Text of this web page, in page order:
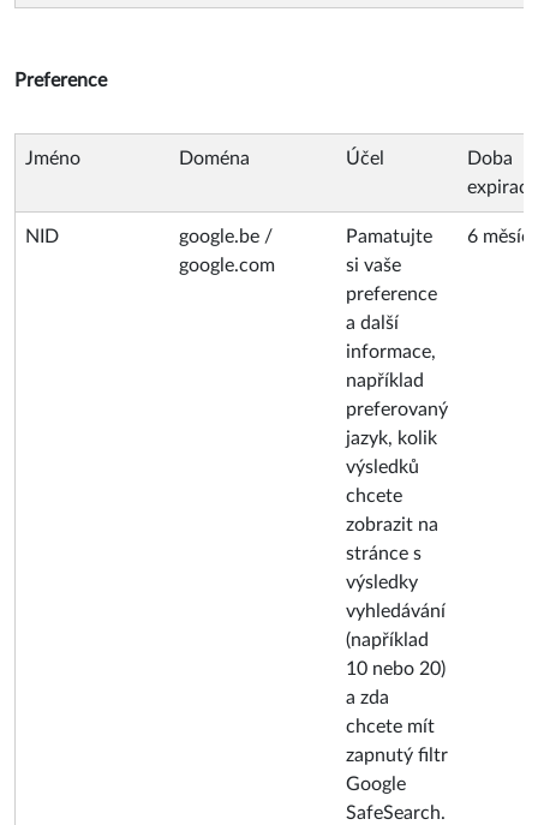
Preference
Jméno Doména Účel
Doba
expirace
NID
google.be /
google.com
Pamatujte
si vaše
preference
a další
informace,
například
preferovaný
jazyk, kolik
výsledků
chcete
zobrazit na
stránce s
výsledky
vyhledávání
(například
10 nebo 20)
a zda
chcete mít
zapnutý filtr
Google
SafeSearch.
6